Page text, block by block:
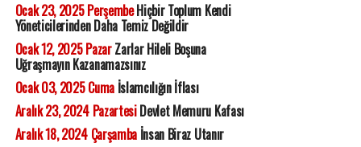
Ocak 23, 2025 PerşembeHiçbir Toplum Kendi
Yöneticilerinden Daha Temiz Değildir
Ocak 12, 2025 PazarZarlar Hileli Boşuna
Uğraşmayın Kazanamazsınız
Ocak 03, 2025 Cumaİslamcılığın İflası
Aralık 23, 2024 PazartesiDevlet Memuru Kafası
Aralık 18, 2024 Çarşambaİnsan Biraz Utanır